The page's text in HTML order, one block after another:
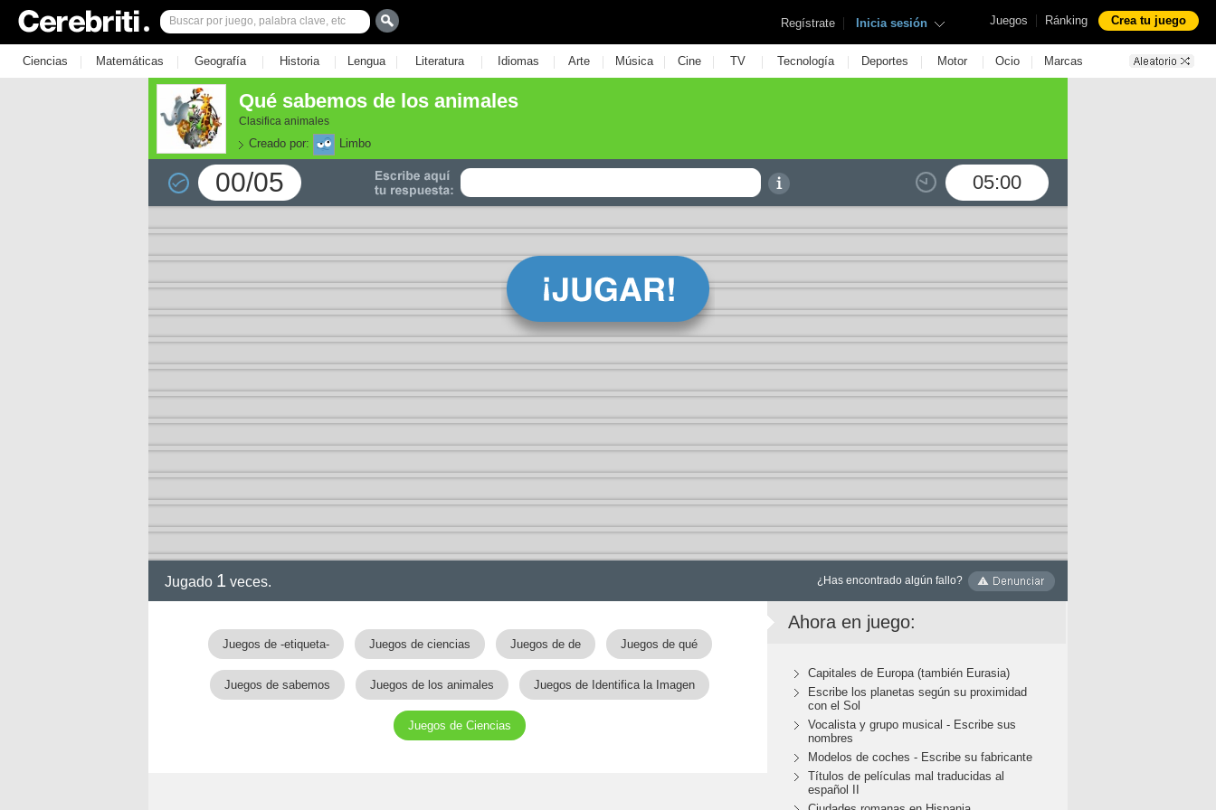
Juegos | Ránking Crea tu juego
Regístrate | Inicia sesión
Ciencias | Matemáticas | Geografía | Historia | Lengua | Literatura | Idiomas | Arte | Música | Cine | TV | Tecnología | Deportes | Motor | Ocio | Marcas
Qué sabemos de los animales
Clasifica animales
Creado por: Limbo
00/05 05:00
Jugado 1 veces. ¿Has encontrado algún fallo?
Juegos de -etiqueta- Juegos de ciencias Juegos de de Juegos de qué
Juegos de sabemos Juegos de los animales Juegos de Identifica la Imagen
Juegos de Ciencias
Ahora en juego:
Capitales de Europa (también Eurasia)
Escribe los planetas según su proximidad
con el Sol
Vocalista y grupo musical - Escribe sus
nombres
Modelos de coches - Escribe su fabricante
Títulos de películas mal traducidas al
español II